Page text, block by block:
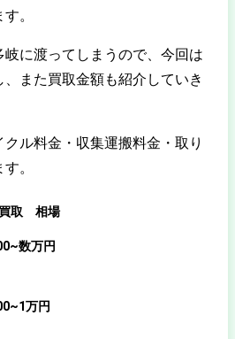
。
に渡ってしまうので、今回は
また買取金額も紹介していき
ル料金・収集運搬料金・取り
。
取 相場
数万円
万円